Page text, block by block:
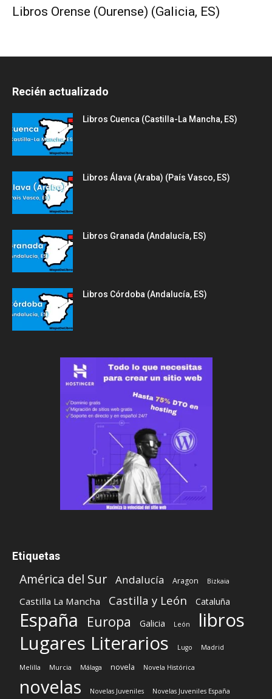
Libros Orense (Ourense) (Galicia, ES)
Recién actualizado
Libros Cuenca (Castilla-La Mancha, ES)
Libros Álava (Araba) (País Vasco, ES)
Libros Granada (Andalucía, ES)
Libros Córdoba (Andalucía, ES)
Etiquetas
América del Sur Andalucía Aragon Bizkaia
Castilla La Mancha Castilla y León Cataluña
España Europa Galicia León
libros
Lugares Literarios
Lugo Madrid
Melilla Murcia Málaga novela Novela Histórica
novelas Novelas Juveniles Novelas Juveniles España